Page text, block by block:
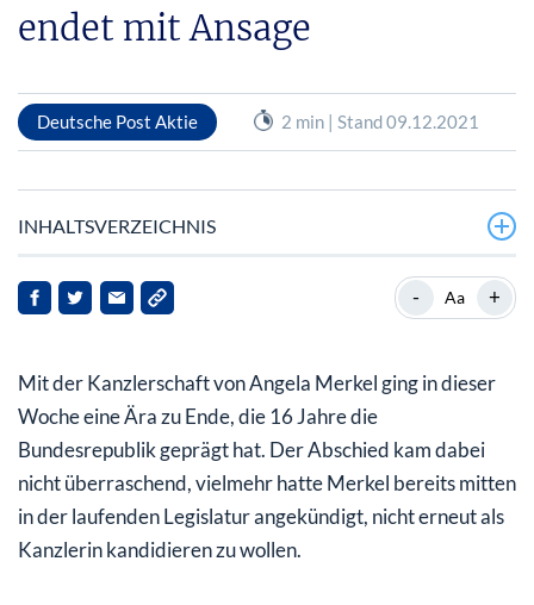
endet mit Ansage
Deutsche Post Aktie 2 min | Stand 09.12.2021
INHALTSVERZEICHNIS
Appel kündigt Abschied für 2023 an – Nachfolge steht
Anleger erfreut – Post Aktie im Plus
- Aa +
Mit der Kanzlerschaft von Angela Merkel ging in dieser
Woche eine Ära zu Ende, die 16 Jahre die
Bundesrepublik geprägt hat. Der Abschied kam dabei
nicht überraschend, vielmehr hatte Merkel bereits mitten
in der laufenden Legislatur angekündigt, nicht erneut als
Kanzlerin kandidieren zu wollen.